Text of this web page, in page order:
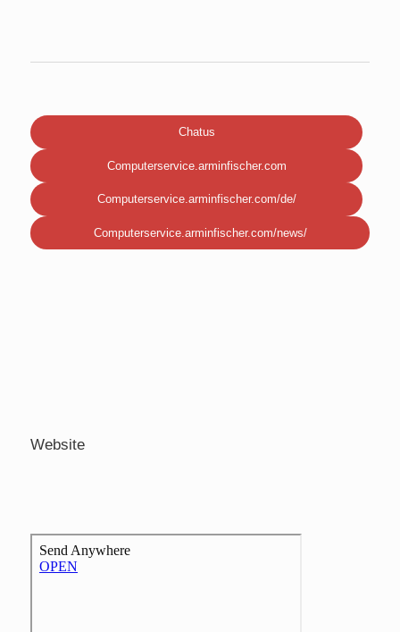
Chatus
Computerservice.arminfischer.com
Computerservice.arminfischer.com/de/
Computerservice.arminfischer.com/news/
Website